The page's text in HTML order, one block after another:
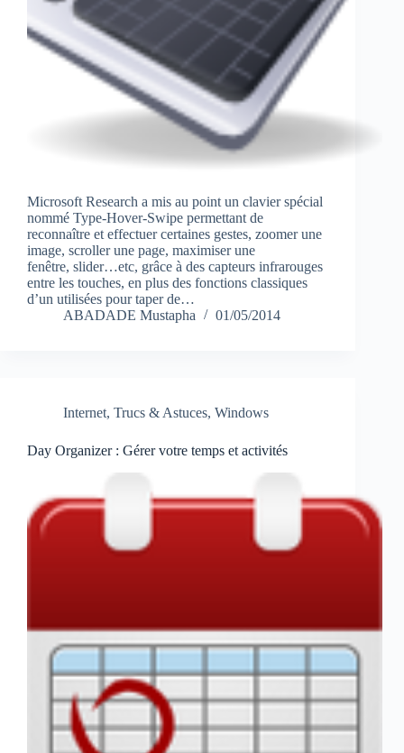
Microsoft Research a mis au point un clavier spécial
nommé Type-Hover-Swipe permettant de
reconnaître et effectuer certaines gestes, zoomer une
image, scroller une page, maximiser une
fenêtre, slider…etc, grâce à des capteurs infrarouges
entre les touches, en plus des fonctions classiques
d’un utilisées pour taper de…
ABADADE Mustapha
01/05/2014
Internet, Trucs & Astuces, Windows
Day Organizer : Gérer votre temps et activités